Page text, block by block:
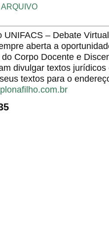
ARQUIVO
UNIFACS – Debate
aberta a
Corpo Docente e
divulgar textos
textos para o